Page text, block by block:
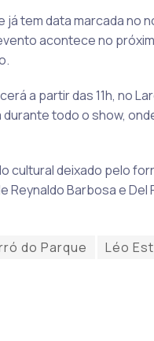
tem data marcada no
acontece no
a partir das 11h, no
todo o show,
cultural deixado pelo
Reynaldo Barbosa e
do Parque Léo